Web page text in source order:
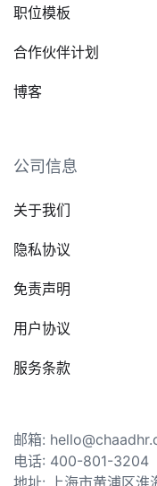
职位模板
合作伙伴计划
博客
公司信息
关于我们
隐私协议
免责声明
用户协议
服务条款
邮箱:
电话: 400-801-3204
地址: 上海市黄浦区淮